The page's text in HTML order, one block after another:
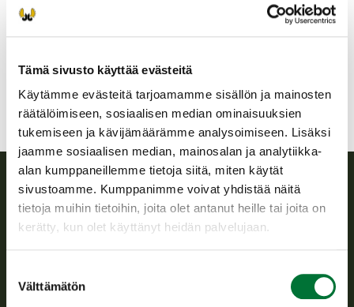
Tämä sivusto käyttää evästeitä
Käytämme evästeitä tarjoamamme sisällön ja mainosten
räätälöimiseen, sosiaalisen median ominaisuuksien
tukemiseen ja kävijämäärämme analysoimiseen. Lisäksi
jaamme sosiaalisen median, mainosalan ja analytiikka-
alan kumppaneillemme tietoja siitä, miten käytät
sivustoamme. Kumppanimme voivat yhdistää näitä
tietoja muihin tietoihin, joita olet antanut heille tai joita on
kerätty, kun olet käyttänyt heidän palvelujaan.
valinta
Välttämätön
0405667526
Suomen riistakeskus
toimeenpanosta sekä vastaa sille säädetyistä julkisista
hallintotehtävistä.